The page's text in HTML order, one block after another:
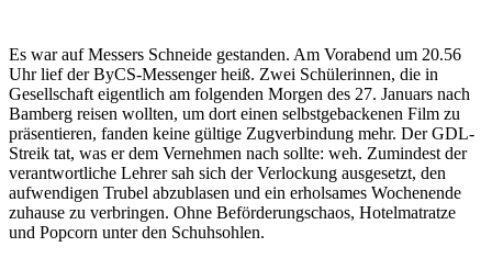
Es war auf Messers Schneide gestanden. Am Vorabend um 20.56
Uhr lief der ByCS-Messenger heiß. Zwei Schülerinnen, die in
Gesellschaft eigentlich am folgenden Morgen des 27. Januars nach
Bamberg reisen wollten, um dort einen selbstgebackenen Film zu
präsentieren, fanden keine gültige Zugverbindung mehr. Der GDL-
Streik tat, was er dem Vernehmen nach sollte: weh. Zumindest der
verantwortliche Lehrer sah sich der Verlockung ausgesetzt, den
aufwendigen Trubel abzublasen und ein erholsames Wochenende
zuhause zu verbringen. Ohne Beförderungschaos, Hotelmatratze
und Popcorn unter den Schuhsohlen.